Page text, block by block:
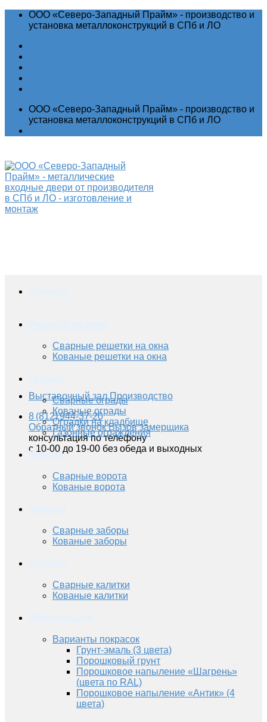
ООО «Северо-Западный Прайм» - производство и
установка металлоконструкций в СПб и ЛО
ООО «Северо-Западный Прайм» - производство и
установка металлоконструкций в СПб и ЛО
Выставочный зал Производство
8 (812) 944-37-20
Обратный звонок Вызов замерщика
консультация по телефону
с 10-00 до 19-00 без обеда и выходных
Сварные решетки на окна
Кованые решетки на окна
Сварные ограды
Кованые ограды
Оградки на кладбище
Газонные ограждения
Ворота
Сварные ворота
Кованые ворота
Сварные заборы
Кованые заборы
Сварные калитки
Кованые калитки
Варианты покрасок
Грунт-эмаль (3 цвета)
Порошковый грунт
Порошковое напыление «Шагрень»
(цвета по RAL)
Порошковое напыление «Антик» (4
цвета)